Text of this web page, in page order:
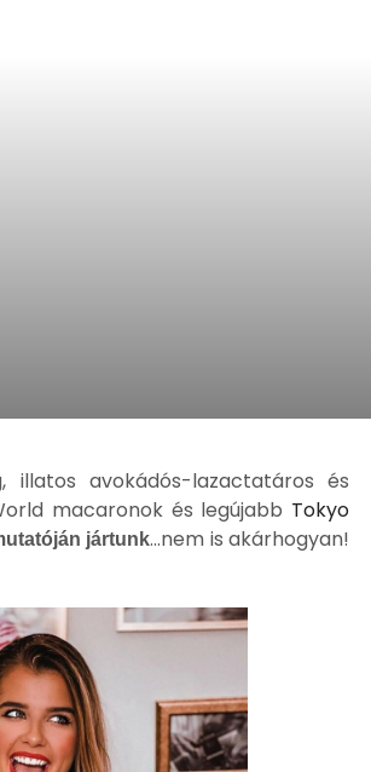
illatos avokádós-lazactatáros és
macaronok és legújabb Tokyo
jártunk…nem is akárhogyan!